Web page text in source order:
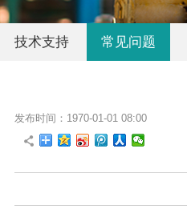
技术支持 常见问题
发布时间：1970-01-01 08:00